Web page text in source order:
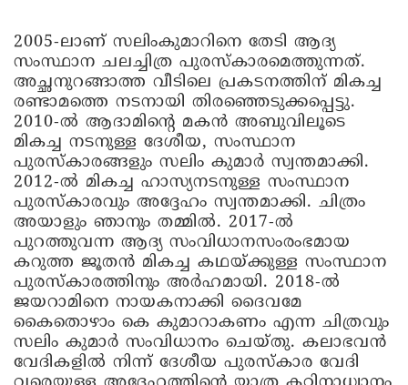
2005-ലാണ് സലിംകുമാറിനെ തേടി ആദ്യ
സംസ്ഥാന ചലച്ചിത്ര പുരസ്‌കാരമെത്തുന്നത്.
അച്ഛനുറങ്ങാത്ത വീടിലെ പ്രകടനത്തിന് മികച്ച
രണ്ടാമത്തെ നടനായി തിരഞ്ഞെടുക്കപ്പെട്ടു.
2010-ൽ ആദാമിന്റെ മകൻ അബുവിലൂടെ
മികച്ച നടനുള്ള ദേശീയ, സംസ്ഥാന
പുരസ്‌കാരങ്ങളും സലിം കുമാർ സ്വന്തമാക്കി.
2012-ൽ മികച്ച ഹാസ്യനടനുള്ള സംസ്ഥാന
പുരസ്‌കാരവും അദ്ദേഹം സ്വന്തമാക്കി. ചിത്രം
അയാളും ഞാനും തമ്മിൽ. 2017-ൽ
പുറത്തുവന്ന ആദ്യ സംവിധാനസംരംഭമായ
കറുത്ത ജൂതൻ മികച്ച കഥയ്ക്കുള്ള സംസ്ഥാന
പുരസ്‌കാരത്തിനും അർഹമായി. 2018-ൽ
ജയറാമിനെ നായകനാക്കി ദൈവമേ
കൈതൊഴാം കെ കുമാറാകണം എന്ന ചിത്രവും
സലിം കുമാർ സംവിധാനം ചെയ്തു. കലാഭവൻ
വേദികളിൽ നിന്ന് ദേശീയ പുരസ്‌കാര വേദി